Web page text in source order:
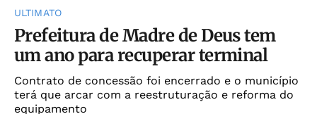
ULTIMATO
Prefeitura de Madre de Deus tem
um ano para recuperar terminal
Contrato de concessão foi encerrado e o município
terá que arcar com a reestruturação e reforma do
equipamento